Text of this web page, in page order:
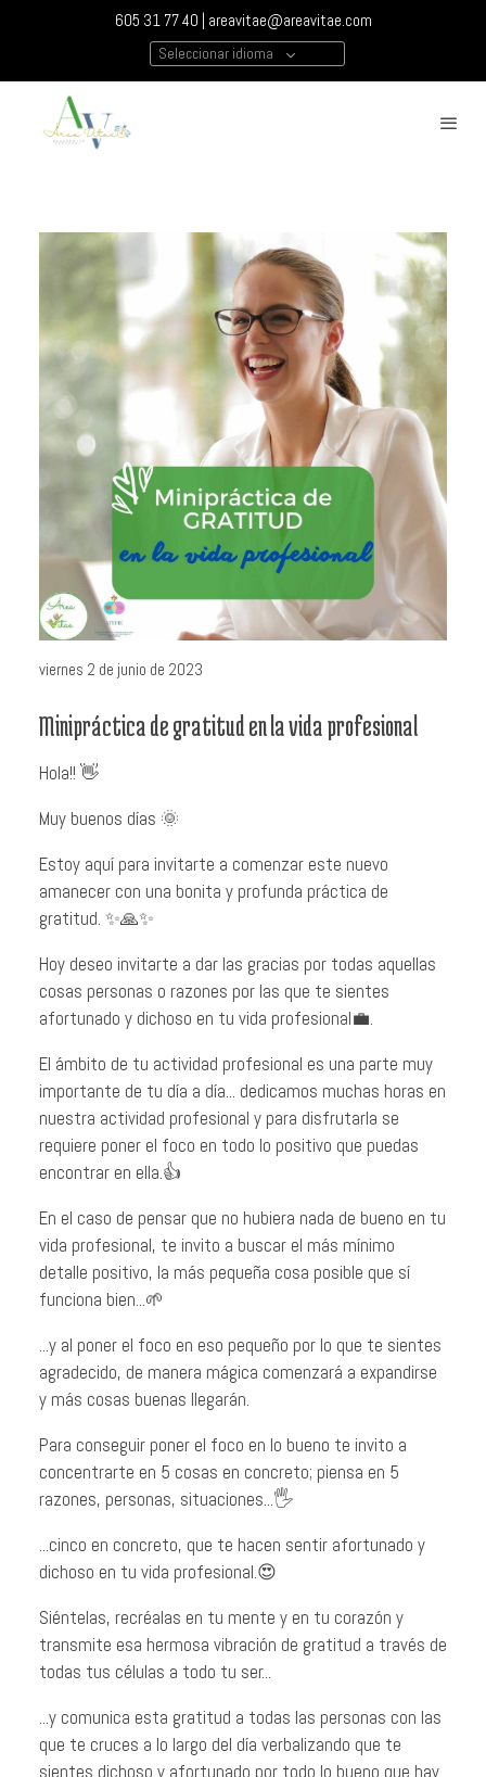
605 31 77 40 | areavitae@areavitae.com
Seleccionar idioma
viernes 2 de junio de 2023
Minipráctica de gratitud en la vida profesional
Hola!! 👋
Muy buenos días 🌞
Estoy aquí para invitarte a comenzar este nuevo
amanecer con una bonita y profunda práctica de
gratitud. ✨🙏✨
Hoy deseo invitarte a dar las gracias por todas aquellas
cosas personas o razones por las que te sientes
afortunado y dichoso en tu vida profesional💼.
El ámbito de tu actividad profesional es una parte muy
importante de tu día a día... dedicamos muchas horas en
nuestra actividad profesional y para disfrutarla se
requiere poner el foco en todo lo positivo que puedas
encontrar en ella.👍
En el caso de pensar que no hubiera nada de bueno en tu
vida profesional, te invito a buscar el más mínimo
detalle positivo, la más pequeña cosa posible que sí
funciona bien...🌱
...y al poner el foco en eso pequeño por lo que te sientes
agradecido, de manera mágica comenzará a expandirse
y más cosas buenas llegarán.
Para conseguir poner el foco en lo bueno te invito a
concentrarte en 5 cosas en concreto; piensa en 5
razones, personas, situaciones...🖐️
...cinco en concreto, que te hacen sentir afortunado y
dichoso en tu vida profesional.😍
Siéntelas, recréalas en tu mente y en tu corazón y
transmite esa hermosa vibración de gratitud a través de
todas tus células a todo tu ser...
...y comunica esta gratitud a todas las personas con las
que te cruces a lo largo del día verbalizando que te
sientes dichoso y afortunado por todo lo bueno que hay